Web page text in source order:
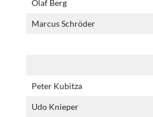
Olaf Berg
Marcus Schröder
Peter Kubitza
Udo Knieper